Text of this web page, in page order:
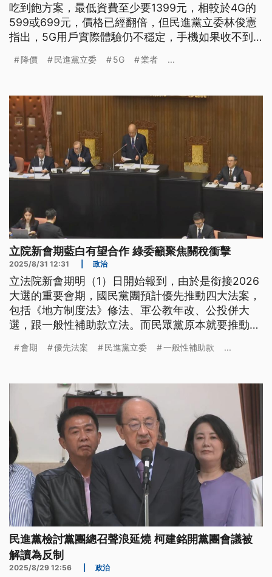
吃到飽方案，最低資費至少要1399元，相較於4G的
599或699元，價格已經翻倍，但民進黨立委林俊憲
指出，5G用戶實際體驗仍不穩定，手機如果收不到
行記者會，呼籲三大電信業者調降資費。
降價 民進黨立委 5G 業者 ...
立院新會期藍白有望合作 綠委籲聚焦關稅衝擊
2025/8/31 12:31 政治
立法院新會期明（1）日開始報到，由於是銜接2026
大選的重要會期，國民黨團預計優先推動四大法案，
包括《地方制度法》修法、軍公教年改、公投併大
選，跟一般性補助款立法。而民眾黨原本就要推動公
望再合作。民進黨立委林俊憲批評，藍白的優先法
先。
會期 優先法案 民進黨立委 一般性補助款 ...
民進黨檢討黨團總召聲浪延燒 柯建銘開黨團會議被
解讀為反制
2025/8/29 12:56 政治